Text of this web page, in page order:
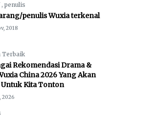
, penulis
penulis Wuxia terkenal
2018
Terbaik
Rekomendasi Drama &
China 2026 Yang Akan
Kita Tonton
2026